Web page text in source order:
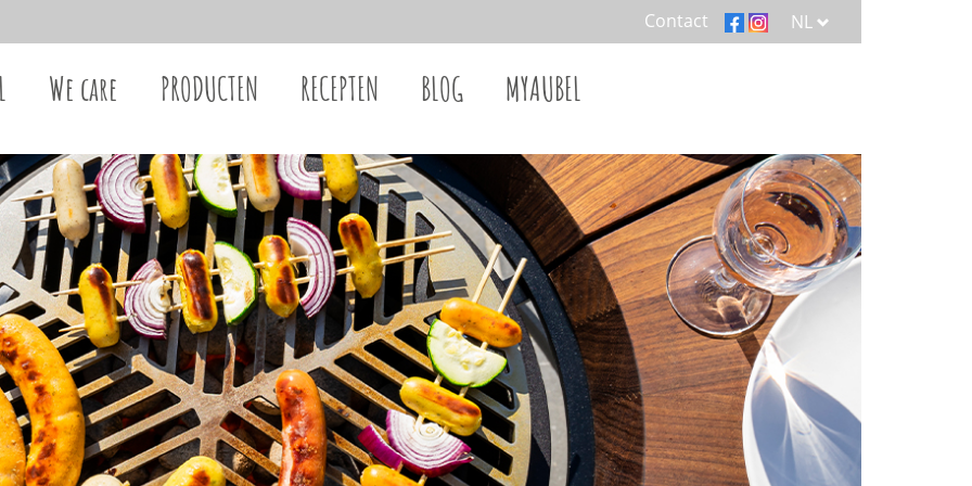
NL
Contact
We care PRODUCTEN RECEPTEN BLOG MYAUBEL